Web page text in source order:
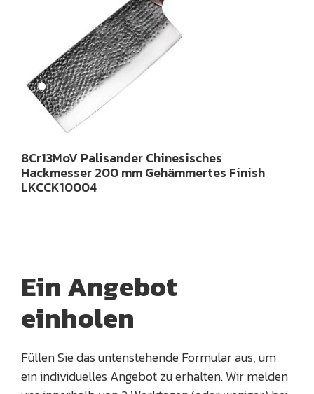
8Cr13MoV Palisander Chinesisches
Hackmesser 200 mm Gehämmertes Finish
LKCCK10004
Ein Angebot
einholen
Füllen Sie das untenstehende Formular aus, um
ein individuelles Angebot zu erhalten. Wir melden